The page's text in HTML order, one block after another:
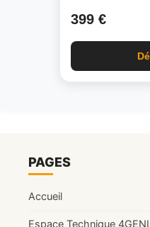
399 €
PAGES
Accueil
Espace Technique